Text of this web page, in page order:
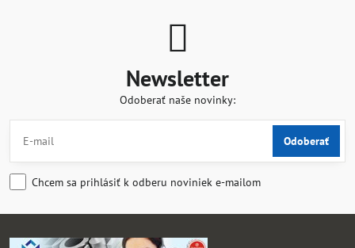
Newsletter
Odoberať naše novinky:
Odoberať
Chcem sa prihlásiť k odberu noviniek e-mailom